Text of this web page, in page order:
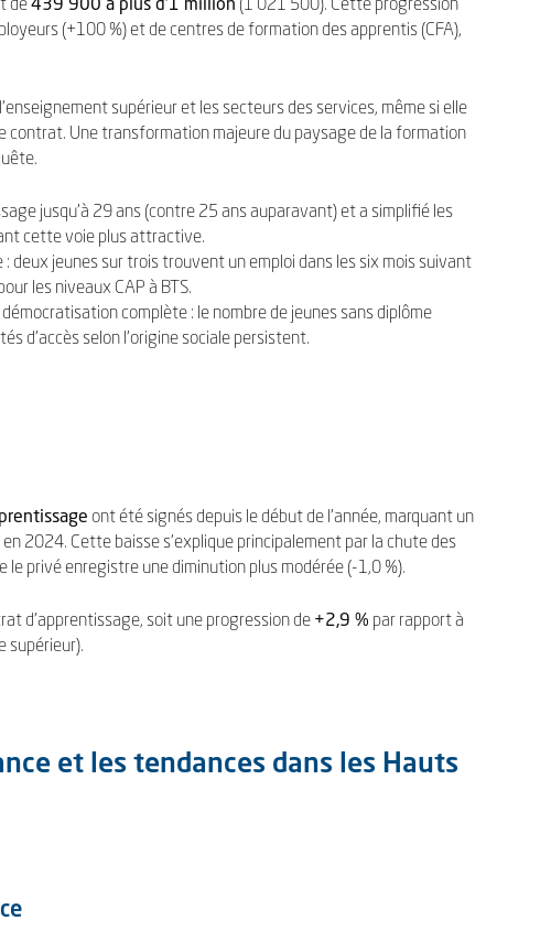
de439 900 à plus d’1 million (1 021 500). Cette progression
(+100 %) et de centres de formation des apprentis (CFA),
supérieur et les secteurs des services, même si elle
contrat. Une transformation majeure du paysage de la formation
jusqu’à 29 ans (contre 25 ans auparavant) et a simplifié les
cette voie plus attractive.
deux jeunes sur trois trouvent un emploi dans les six mois suivant
les niveaux CAP à BTS.
complète : le nombre de jeunes sans diplôme
d’accès selon l’origine sociale persistent.
ont été signés depuis le début de l’année, marquant un
2024. Cette baisse s’explique principalement par la chute des
privé enregistre une diminution plus modérée (-1,0 %).
d’apprentissage, soit une progression de +2,9 % par rapport à
supérieur).
et les tendances dans les Hauts